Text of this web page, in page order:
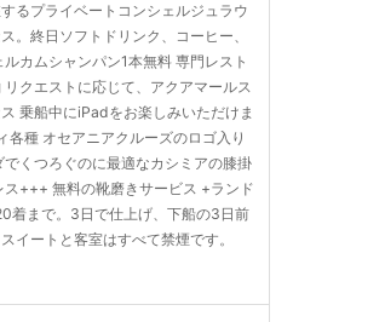
るプライベートコンシェルジュラウ
。終日ソフトドリンク、コーヒー、
カムシャンパン1本無料 専門レスト
クエストに応じて、アクアマールス
乗船中にiPadをお楽しみいただけま
種 オセアニアクルーズのロゴ入り
でくつろぐのに最適なカシミアの膝掛
ス+++ 無料の靴磨きサービス +ランド
着まで。3日で仕上げ、下船の3日前
イートと客室はすべて禁煙です。